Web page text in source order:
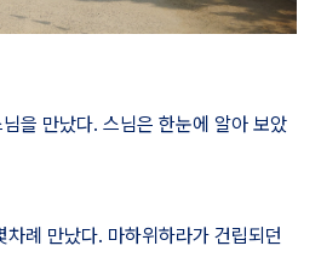
을 만났다. 스님은 한눈에 알아 보았
차례 만났다. 마하위하라가 건립되던